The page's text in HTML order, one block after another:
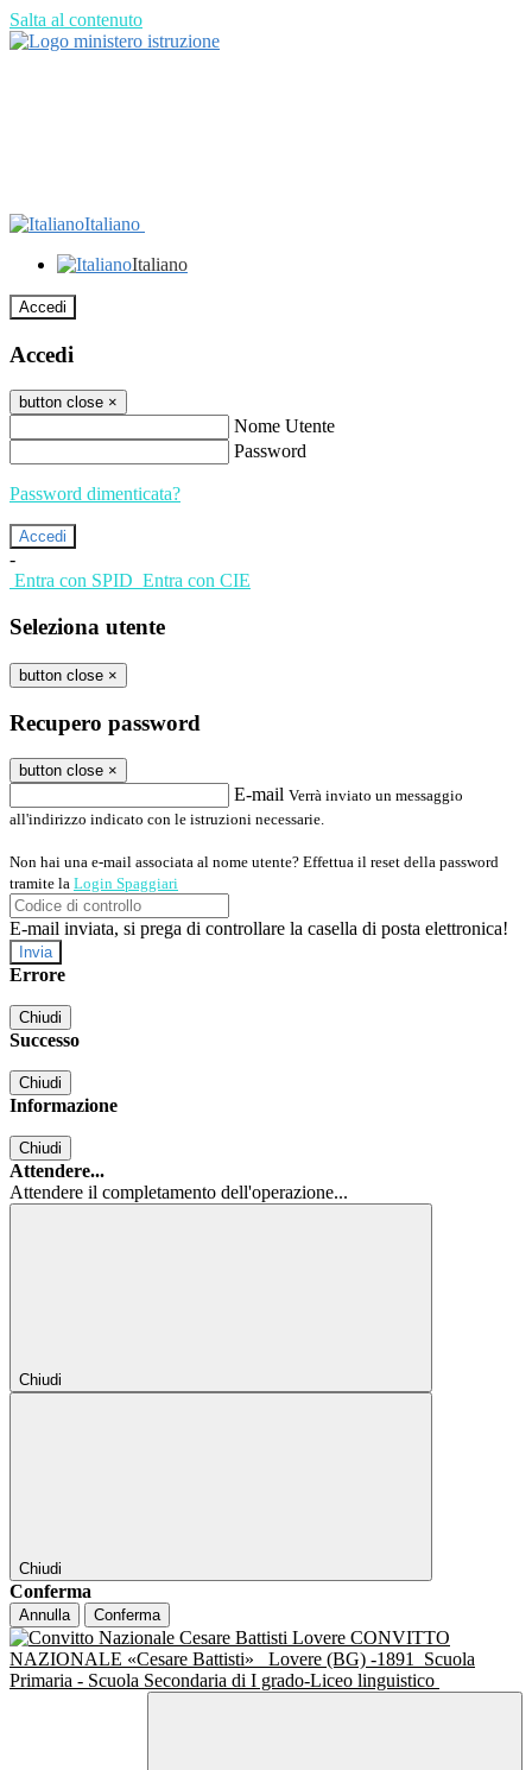
Salta al contenuto
Italiano
Italiano
Accedi
Accedi
button close ×
Nome Utente
Password
Password dimenticata?
-
Entra con SPID Entra con CIE
Seleziona utente
button close ×
Recupero password
button close ×
E-mail Verrà inviato un messaggio
all'indirizzo indicato con le istruzioni necessarie.
Non hai una e-mail associata al nome utente? Effettua il reset della password
tramite la Login Spaggiari
E-mail inviata, si prega di controllare la casella di posta elettronica!
Errore
Chiudi
Successo
Chiudi
Informazione
Chiudi
Attendere...
Attendere il completamento dell'operazione...
Chiudi
Chiudi
Conferma
Annulla Conferma
CONVITTO
NAZIONALE «Cesare Battisti»
Lovere (BG) -1891
Scuola
Primaria - Scuola Secondaria di I grado-Liceo linguistico